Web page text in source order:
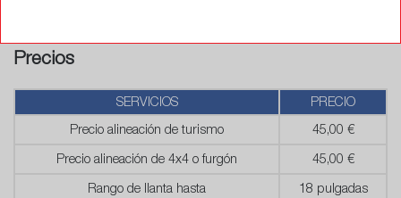
Precios
SERVICIOS PRECIO
Precio alineación de turismo 45,00 €
Precio alineación de 4x4 o furgón 45,00 €
Rango de llanta hasta 18 pulgadas